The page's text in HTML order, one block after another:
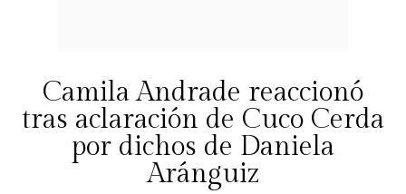
Camila Andrade reaccionó
tras aclaración de Cuco Cerda
por dichos de Daniela
Aránguiz